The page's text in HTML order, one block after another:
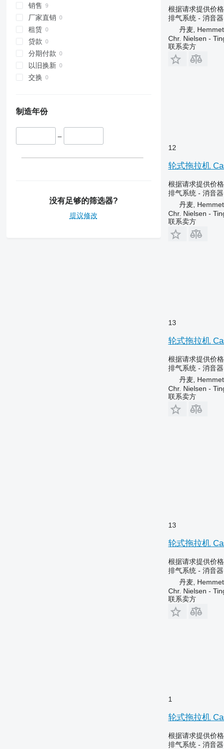
销售
厂家直销
租赁
贷款
分期付款
以旧换新
交换
制造年份
–
没有足够的筛选器?
提议修改
根据请求提供价格
排气系统 - 消音器
丹麦, Hemmet
Chr. Nielsen -
联系卖方
12
轮式拖拉机
根据请求提供价格
排气系统 - 消音器
丹麦, Hemmet
Chr. Nielsen -
联系卖方
13
轮式拖拉机
根据请求提供价格
排气系统 - 消音器
丹麦, Hemmet
Chr. Nielsen -
联系卖方
13
轮式拖拉机
根据请求提供价格
排气系统 - 消音器
丹麦, Hemmet
Chr. Nielsen -
联系卖方
1
轮式拖拉机
根据请求提供价格
排气系统 - 消音器